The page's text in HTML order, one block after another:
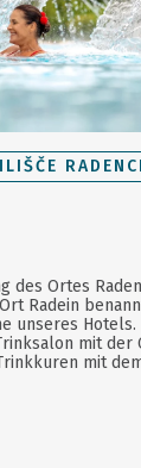
RADENCI
des Ortes
Radein
unseres
mit
mit